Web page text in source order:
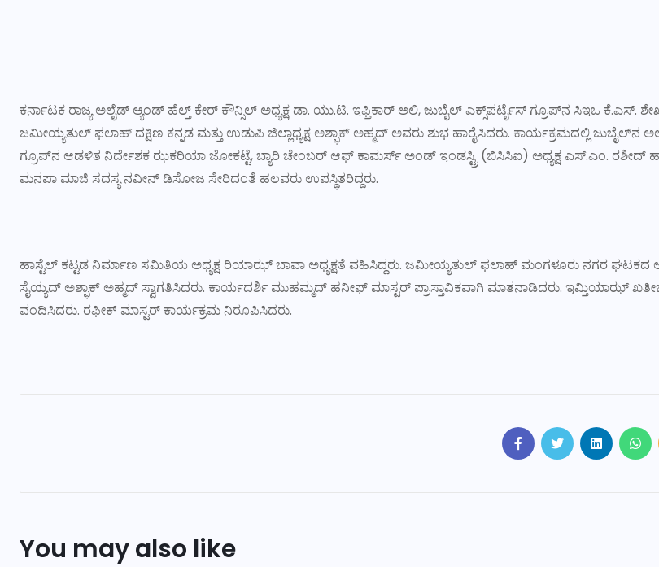
ಕರ್ನಾಟಕ ರಾಜ್ಯ ಅಲೈಡ್ ಆ್ಯಂಡ್ ಹೆಲ್ತ್ ಕೇರ್ ಕೌನ್ಸಿಲ್ ಅಧ್ಯಕ್ಷ ಡಾ. ಯು.ಟಿ. ಇಫ್ತಿಕಾರ್ ಅಲಿ, ಜುಬೈಲ್ ಎಕ್ಸ್‌ಪರ್ಟೈಸ್ ಗ್ರೂಪ್‌ನ ಸಿಇಒ ಕೆ.ಎಸ್.
ಜಮೀಯ್ಯತುಲ್ ಫಲಾಹ್ ದಕ್ಷಿಣ ಕನ್ನಡ ಮತ್ತು ಉಡುಪಿ ಜಿಲ್ಲಾಧ್ಯಕ್ಷ ಅಶ್ಫಾಕ್ ಅಹ್ಮದ್ ಅವರು ಶುಭ ಹಾರೈಸಿದರು. ಕಾರ್ಯಕ್ರಮದಲ್ಲಿ
ಗ್ರೂಪ್‌ನ ಆಡಳಿತ ನಿರ್ದೇಶಕ ಝಕರಿಯಾ ಜೋಕಟ್ಟೆ, ಬ್ಯಾರಿ ಚೇಂಬರ್ ಆಫ್ ಕಾಮರ್ಸ್ ಅಂಡ್ ಇಂಡಸ್ಟ್ರಿ (ಬಿಸಿಸಿಐ) ಅಧ್ಯಕ್ಷ ಎಸ್.ಎಂ. ರಶೀದ್
ಮನಪಾ ಮಾಜಿ ಸದಸ್ಯ ನವೀನ್ ಡಿಸೋಜ ಸೇರಿದಂತೆ ಹಲವರು ಉಪಸ್ಥಿತರಿದ್ದರು.
ಹಾಸ್ಟೆಲ್ ಕಟ್ಟಡ ನಿರ್ಮಾಣ ಸಮಿತಿಯ ಅಧ್ಯಕ್ಷ ರಿಯಾಝ್ ಬಾವಾ ಅಧ್ಯಕ್ಷತೆ ವಹಿಸಿದ್ದರು. ಜಮೀಯ್ಯತುಲ್ ಫಲಾಹ್ ಮಂಗಳೂರು ನಗರ ಘಟಕದ
ಸೈಯ್ಯದ್ ಅಶ್ಫಾಕ್ ಅಹ್ಮದ್ ಸ್ವಾಗತಿಸಿದರು. ಕಾರ್ಯದರ್ಶಿ ಮುಹಮ್ಮದ್ ಹನೀಫ್ ಮಾಸ್ಟರ್ ಪ್ರಾಸ್ತಾವಿಕವಾಗಿ ಮಾತನಾಡಿದರು. ಇಮ್ತಿಯಾಝ್
ವಂದಿಸಿದರು. ರಫೀಕ್ ಮಾಸ್ಟರ್ ಕಾರ್ಯಕ್ರಮ ನಿರೂಪಿಸಿದರು.
You may also like